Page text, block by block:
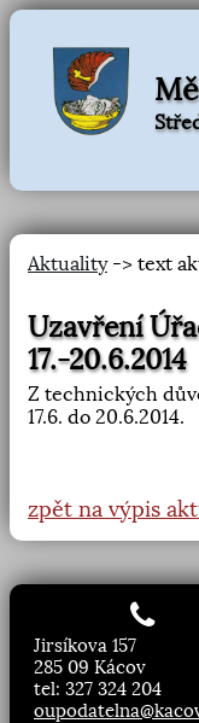
Aktuality-> text
Uzavření
17.-20.6.2014
Z technických
17.6. do 20.6.2014.
zpět na výpis
Jirsíkova 157
285 09 Kácov
tel: 327 324 204